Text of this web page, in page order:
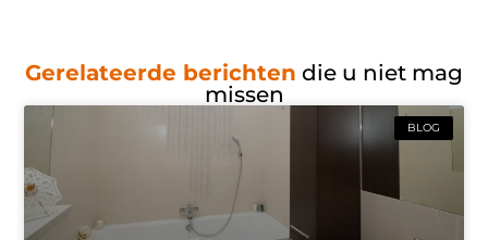
Gerelateerde berichten die u niet mag
missen
BLOG